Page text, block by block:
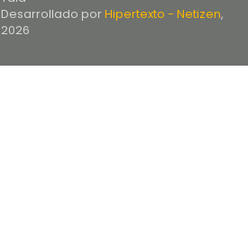
Desarrollado porHipertexto - Netizen,
2026